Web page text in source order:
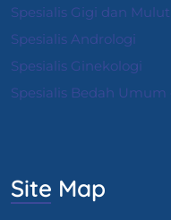
Spesialis Gigi dan Mulut
Spesialis Andrologi
Spesialis Ginekologi
Spesialis Bedah
Site Map